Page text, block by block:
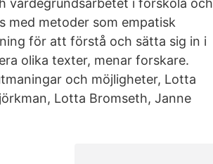
värdegrundsarbetet i förskola och
med metoder som empatisk
för att förstå och sätta sig in i
olika texter, menar forskare.
och möjligheter, Lotta
Lotta Bromseth, Janne